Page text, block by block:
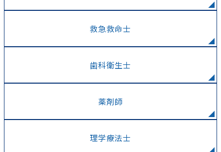
救急救命士
歯科衛生士
薬剤師
理学療法士